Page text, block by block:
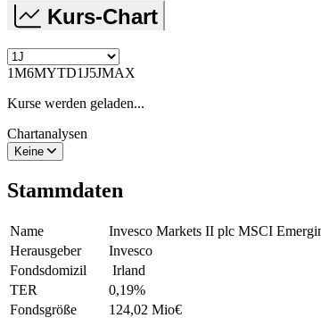
Kurs-Chart
1M6MYTD1J5JMAX
Kurse werden geladen...
Chartanalysen
Keine
Stammdaten
Name
Invesco Markets II plc MSCI
Herausgeber
Invesco
Fondsdomizil
Irland
TER
0,19%
Fondsgröße
124,02 Mio€